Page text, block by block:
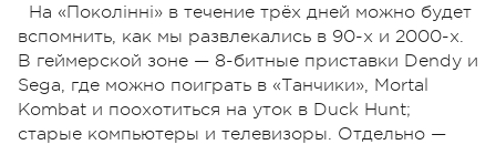
На «Поколінні» в течение трёх дней можно будет
вспомнить, как мы развлекались в 90-х и 2000-х.
В геймерской зоне — 8-битные приставки Dendy и
Sega, где можно поиграть в «Танчики», Mortal
Kombat и поохотиться на уток в Duck Hunt;
старые компьютеры и телевизоры. Отдельно —